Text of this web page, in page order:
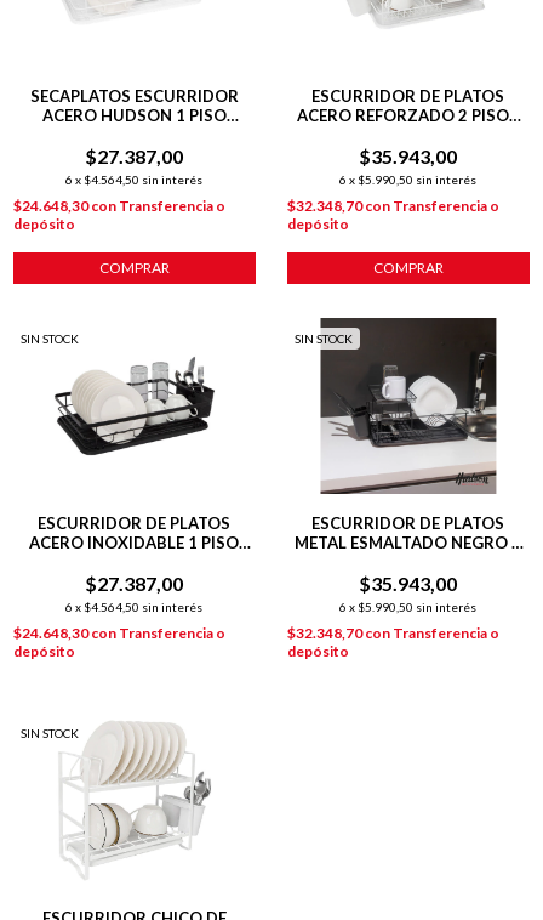
SECAPLATOS ESCURRIDOR
ACERO HUDSON 1 PISO
BLANCO SP09
$27.387,00
6 x $4.564,50 sin interés
$24.648,30con Transferencia o
depósito
COMPRAR
ESCURRIDOR DE PLATOS
ACERO REFORZADO 2 PISOS
$35.943,00
6 x $5.990,50 sin interés
$32.348,70con Transferencia o
depósito
COMPRAR
SIN STOCK
ESCURRIDOR DE PLATOS
ACERO INOXIDABLE 1 PISO
$27.387,00
6 x $4.564,50 sin interés
$24.648,30con Transferencia o
depósito
SIN STOCK
ESCURRIDOR DE PLATOS
METAL ESMALTADO NEGRO 2
$35.943,00
6 x $5.990,50 sin interés
$32.348,70con Transferencia o
depósito
SIN STOCK